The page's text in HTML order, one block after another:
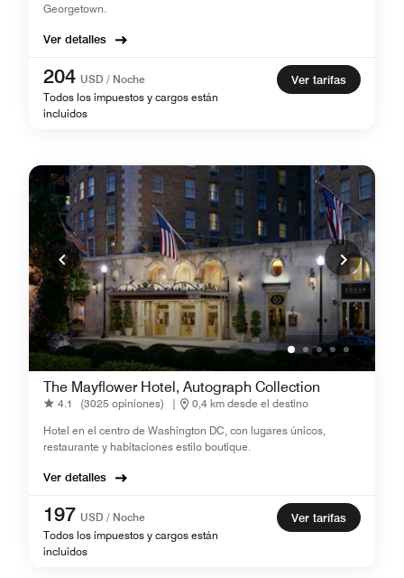
Georgetown.
Ver detalles
204 USD / Noche
Todos los impuestos y cargos están
incluidos
Ver tarifas
The Mayflower Hotel, Autograph Collection
4.1 (3025 opiniones) |
0,4 km desde el destino
Hotel en el centro de Washington DC, con lugares únicos,
restaurante y habitaciones estilo boutique.
Ver detalles
197 USD / Noche
Todos los impuestos y cargos están
incluidos
Ver tarifas